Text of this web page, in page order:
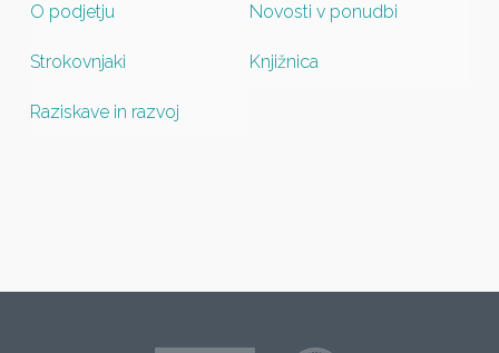
O podjetju
Strokovnjaki
Raziskave in razvoj
Novosti v ponudbi
Knjižnica